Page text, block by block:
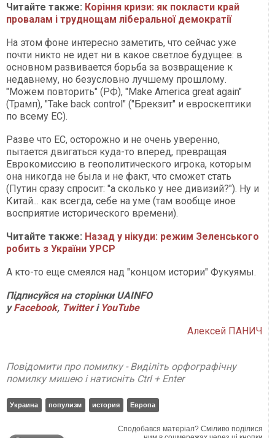
Читайте также: Коріння кризи: як покласти край
провалам і труднощам ліберальної демократії
На этом фоне интересно заметить, что сейчас уже
почти никто не идет ни в какое светлое будущее: в
основном развивается борьба за возвращение к
недавнему, но безусловно лучшему прошлому.
"Можем повторить" (РФ), "Make America great again"
(Трамп), "Take back control" ("Брекзит" и евроскептики
по всему ЕС).
Разве что ЕС, осторожно и не очень уверенно,
пытается двигаться куда-то вперед, превращая
Еврокомиссию в геополитического игрока, которым
она никогда не была и не факт, что сможет стать
(Путин сразу спросит: "а сколько у нее дивизий?"). Ну и
Китай... как всегда, себе на уме (там вообще иное
восприятие исторического времени).
Читайте также: Назад у нікуди: режим Зеленського
робить з України УРСР
А кто-то еще смеялся над "концом истории" Фукуямы.
Підписуйся на сторінки UAINFO
уFacebook, Twitterі YouTube
Алексей ПАНИЧ
Повідомити про помилку - Виділіть орфографічну
помилку мишею і натисніть Ctrl + Enter
Украина популизм история Европа
Сподобався матеріал? Сміливо поділися